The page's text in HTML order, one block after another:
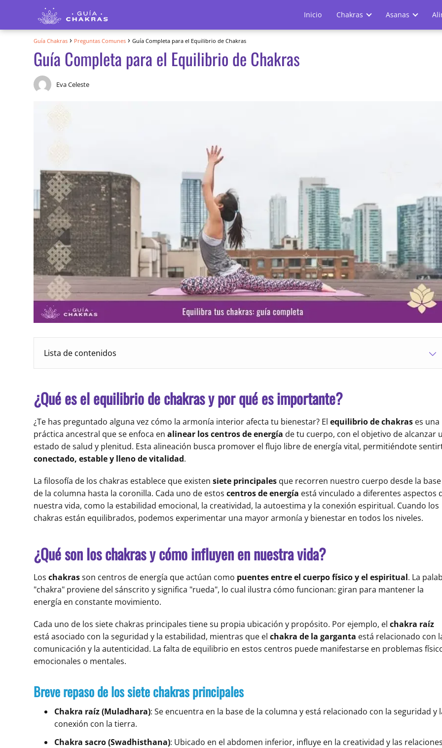
Inicio Chakras Asanas
Guía Chakras Preguntas Comunes Guía Completa para el Equilibrio de Chakras
Guía Completa para el Equilibrio de Chakras
Eva Celeste
Lista de contenidos
¿Qué es el equilibrio de chakras y por qué es importante?
¿Te has preguntado alguna vez cómo la armonía interior afecta tu bienestar? El equilibrio de chakras es una
práctica ancestral que se enfoca en alinear los centros de energía de tu cuerpo, con el objetivo de alcanzar
estado de salud y plenitud. Esta alineación busca promover el flujo libre de energía vital, permitiéndote
conectado, estable y lleno de vitalidad.
La filosofía de los chakras establece que existen siete principales que recorren nuestro cuerpo desde la base
de la columna hasta la coronilla. Cada uno de estos centros de energía está vinculado a diferentes aspectos
nuestra vida, como la estabilidad emocional, la creatividad, la autoestima y la conexión espiritual. Cuando los
chakras están equilibrados, podemos experimentar una mayor armonía y bienestar en todos los niveles.
¿Qué son los chakras y cómo influyen en nuestra vida?
Los chakrasson centros de energía que actúan como puentes entre el cuerpo físico y el espiritual. La
"chakra" proviene del sánscrito y significa "rueda", lo cual ilustra cómo funcionan: giran para mantener la
energía en constante movimiento.
Cada uno de los siete chakras principales tiene su propia ubicación y propósito. Por ejemplo, el chakra raíz
está asociado con la seguridad y la estabilidad, mientras que el chakra de la garganta está relacionado con
comunicación y la autenticidad. La falta de equilibrio en estos centros puede manifestarse en problemas
emocionales o mentales.
Breve repaso de los siete chakras principales
Chakra raíz (Muladhara): Se encuentra en la base de la columna y está relacionado con la seguridad y
conexión con la tierra.
Chakra sacro (Swadhisthana): Ubicado en el abdomen inferior, influye en la creatividad y las